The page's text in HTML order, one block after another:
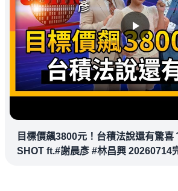
目標價飆3800元！台積法說還有驚喜
SHOT ft.#謝晨彥 #林昌興 20260714